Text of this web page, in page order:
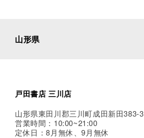
山形県
戸田書店 三川店
山形県東田川郡三川町成田新田383-3
営業時間：10:00~21:00
定休日：8月無休、9月無休